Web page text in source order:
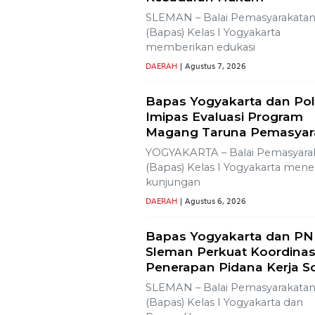
Ajak Media Diskusi
Proyek PLTP Dieng Unit 2
Lestarikan Tradisi
Warga Dayakan
Sardonoharjo Gelar Merti
Dusun
Bapas Yogyakarta Edukasi
SMKN 1 Seyegan untuk
Kesadaran Hukum
SLEMAN – Balai Pemasyarakatan